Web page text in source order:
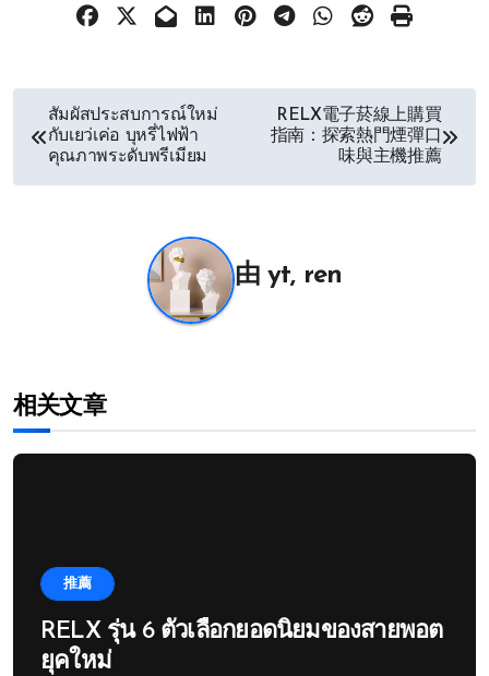
สัมผัสประสบการณ์ใหม่
กับเยว่เค่อ บุหรี่ไฟฟ้า
คุณภาพระดับพรีเมียม
RELX電子菸線上購買
指南：探索熱門煙彈口
味與主機推薦
由yt, ren
相关文章
推薦
RELX รุ่น 6 ตัวเลือกยอดนิยมของสายพอต
ยุคใหม่